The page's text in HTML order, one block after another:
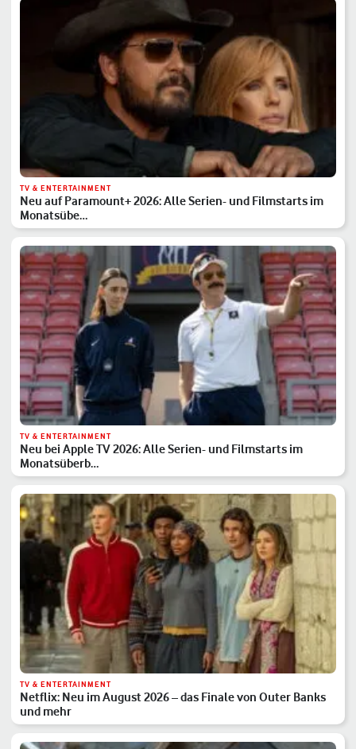
TV & ENTERTAINMENT
Neu auf Paramount+ 2026: Alle Serien- und Filmstarts im
Monatsübe…
TV & ENTERTAINMENT
Neu bei Apple TV 2026: Alle Serien- und Filmstarts im
Monatsüberb…
TV & ENTERTAINMENT
Netflix: Neu im August 2026 – das Finale von Outer Banks
und mehr